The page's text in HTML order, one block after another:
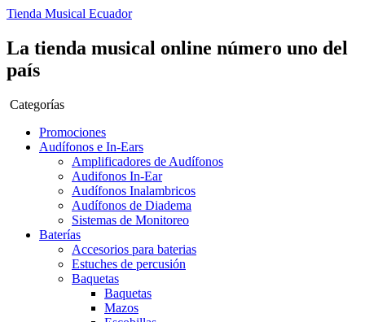
Tienda Musical Ecuador
La tienda musical online número uno del
país
Categorías
Promociones
Audífonos e In-Ears
Amplificadores de Audífonos
Audifonos In-Ear
Audífonos Inalambricos
Audífonos de Diadema
Sistemas de Monitoreo
Baterías
Accesorios para baterias
Estuches de percusión
Baquetas
Baquetas
Mazos